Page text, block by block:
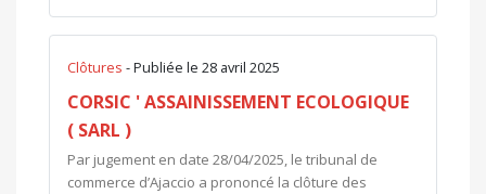
Clôtures - Publiée le 28 avril 2025
CORSIC ' ASSAINISSEMENT ECOLOGIQUE
( SARL )
Par jugement en date 28/04/2025, le tribunal de
commerce d’Ajaccio a prononcé la clôture des